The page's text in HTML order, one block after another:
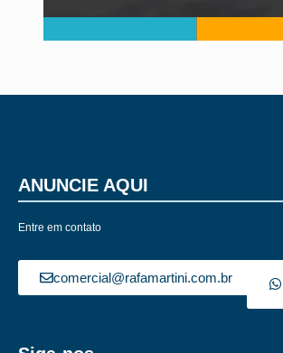
ANUNCIE AQUI
Entre em contato
comercial@rafamartini.com.br